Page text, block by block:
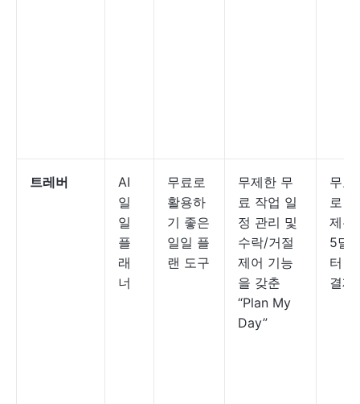
트레버
AI
일
일
플
래
너
무료로
활용하
기 좋은
일일 플
랜 도구
무제한 무
료 작업 일
정 관리 및
수락/거절
제어 기능
을 갖춘
“Plan My
Day”
무료
로
제는
5달
터 (
결제)